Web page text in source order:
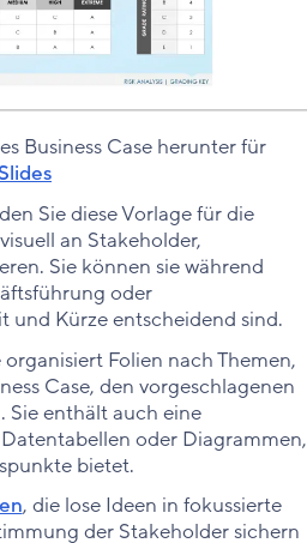
Business Case herunter für
Sie diese Vorlage für die
an Stakeholder,
Sie können sie während
oder
und Kürze entscheidend sind.
organisiert Folien nach Themen,
Case, den vorgeschlagenen
Sie enthält auch eine
oder Diagrammen,
bietet.
, die lose Ideen in fokussierte
der Stakeholder sichern